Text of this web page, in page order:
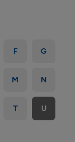
F G
M N
T U